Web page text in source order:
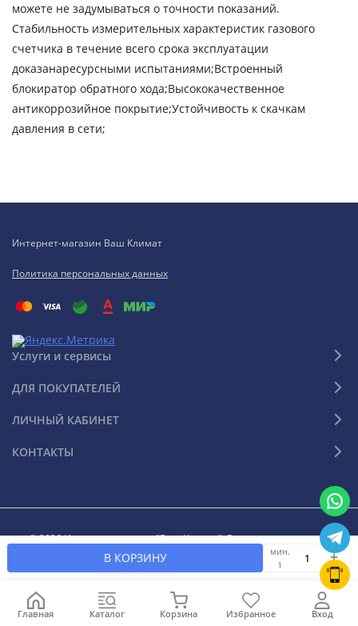
В КОРЗИНУ
мин.
1
можете не задумываться о точности показаний.
Стабильность измерительных характеристик газового
счетчика в течение всего срока эксплуатации
доказанаресурсными испытаниями;Встроенный
блокиратор обратного хода;Высококачественное
антикоррозийное покрытие;Устойчивость к скачкам
давления в сети;
Интернет-магазин Ваш Климат
Политика персональных данных
Услуги и сервисы
ДЛЯ ПОКУПАТЕЛЕЙ
ЛИЧНЫЙ КАБИНЕТ
КОНТАКТЫ
© 2026 Интернет-магазин "Ваш Климат". Все права защищены
Главная Каталог Корзина Избранное Вход